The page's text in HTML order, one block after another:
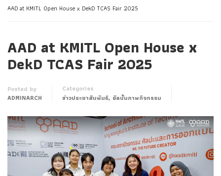
AAD at KMITL Open House x DekD TCAS Fair 2025
AAD at KMITL Open House x
DekD TCAS Fair 2025
Posted by
ADMINARCH
Categories
ข่าวประชาสัมพันธ์, อัลบั้มภาพกิจกรรม